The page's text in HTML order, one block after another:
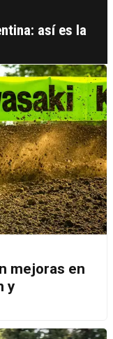
así es la
mejoras en
y